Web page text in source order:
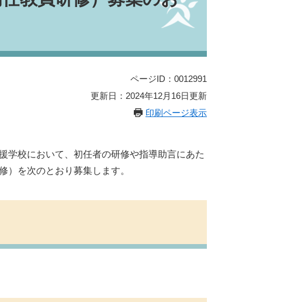
ページID：0012991
更新日：2024年12月16日更新
印刷ページ表示
校において、初任者の研修や指導助言にあた
）を次のとおり募集します。